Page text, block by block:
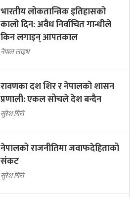
भारतीय लोकतान्त्रिक इतिहासको
कालो दिन: अवैध निर्वाचित गान्धीले
किन लगाइन् आपतकाल
नेपाल लाइभ
रावणका दश शिर र नेपालको शासन
प्रणाली: एकल सोचले देश बन्दैन
सुरेश गिरी
नेपालको राजनीतिमा जवाफदेहिताको
संकट
सुरेश गिरी